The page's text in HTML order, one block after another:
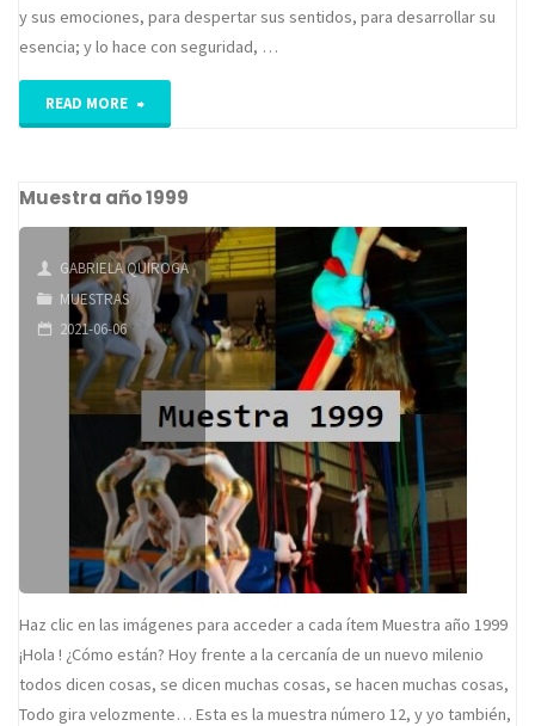
y sus emociones, para despertar sus sentidos, para desarrollar su
esencia; y lo hace con seguridad, …
READ MORE "Muestra
2000"
Muestra año 1999
GABRIELA QUIROGA
MUESTRAS
2021-06-06
Haz clic en las imágenes para acceder a cada ítem Muestra año 1999
¡Hola ! ¿Cómo están? Hoy frente a la cercanía de un nuevo milenio
todos dicen cosas, se dicen muchas cosas, se hacen muchas cosas,
Todo gira velozmente… Esta es la muestra número 12, y yo también,